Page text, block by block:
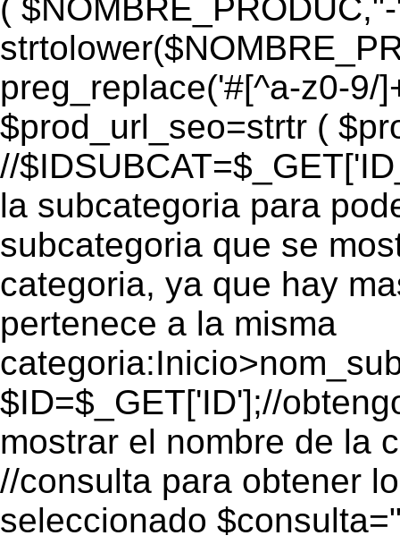
(
preg_replace('#[^a-z0-9/
$prod_url_seo=strtr (
//
la subcategoria para
subcategoria que se
categoria, ya que hay
pertenece a la misma
$ID=$_GET['ID'];//
mostrar el nombre de la
//consulta para obtener
seleccionado